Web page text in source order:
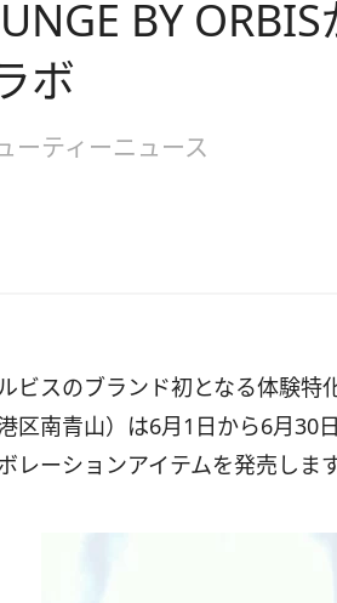
BY
ボ
ーティーニュース
ビスのブランド初となる体験特
区南青山）は6月1日から6月30
レーションアイテムを発売します